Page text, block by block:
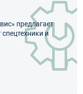
предлагает
и